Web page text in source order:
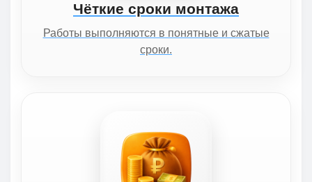
Чёткие сроки монтажа
Работы выполняются в понятные и сжатые
сроки.